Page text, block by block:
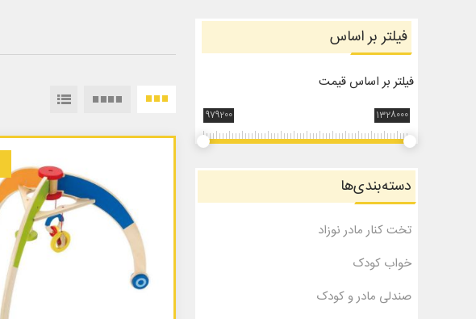
فیلتر بر اساس
فیلتر بر اساس قیمت
979200 1328000
دسته‌بندی‌ها
تخت کنار مادر نوزاد
خواب کودک
صندلی مادر و کودک